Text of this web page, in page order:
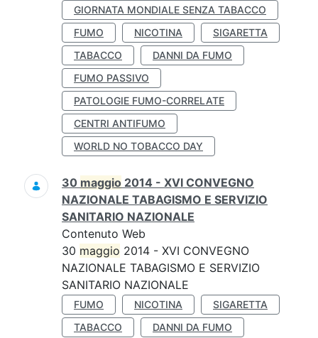
GIORNATA MONDIALE SENZA TABACCO
FUMO
NICOTINA
SIGARETTA
TABACCO
DANNI DA FUMO
FUMO PASSIVO
PATOLOGIE FUMO-CORRELATE
CENTRI ANTIFUMO
WORLD NO TOBACCO DAY
30 maggio 2014 - XVI CONVEGNO
NAZIONALE TABAGISMO E SERVIZIO
SANITARIO NAZIONALE
Contenuto Web
30 maggio 2014 - XVI CONVEGNO
NAZIONALE TABAGISMO E SERVIZIO
SANITARIO NAZIONALE
FUMO NICOTINA
SIGARETTA
TABACCO
DANNI DA FUMO